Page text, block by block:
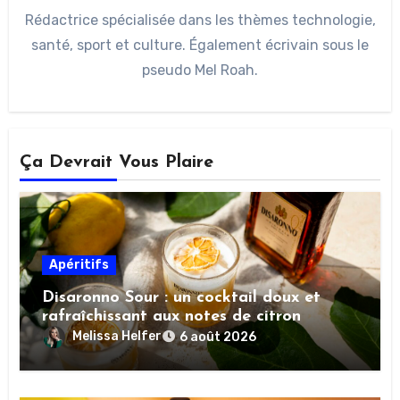
Rédactrice spécialisée dans les thèmes technologie,
santé, sport et culture. Également écrivain sous le
pseudo Mel Roah.
Ça Devrait Vous Plaire
Apéritifs
Disaronno Sour : un cocktail doux et
rafraîchissant aux notes de citron
Melissa Helfer 6 août 2026